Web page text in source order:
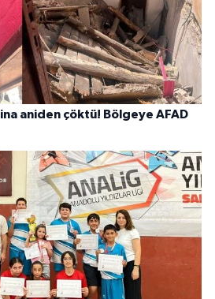
aniden çöktü! Bölgeye AFAD